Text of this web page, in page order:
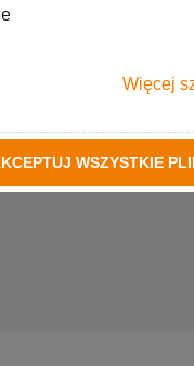
Więcej
WSZYSTKIE